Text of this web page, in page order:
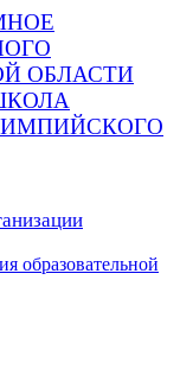
ОБЛАСТИ
образовательной